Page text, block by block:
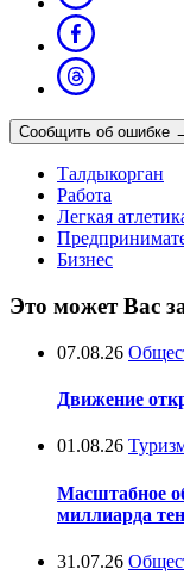
Сообщить об ошибке
Талдыкорган
Работа
Легкая
Бизнес
Это может Вас
07.08.26
Движение
01.08.26
Масштабное
миллиарда
31.07.26